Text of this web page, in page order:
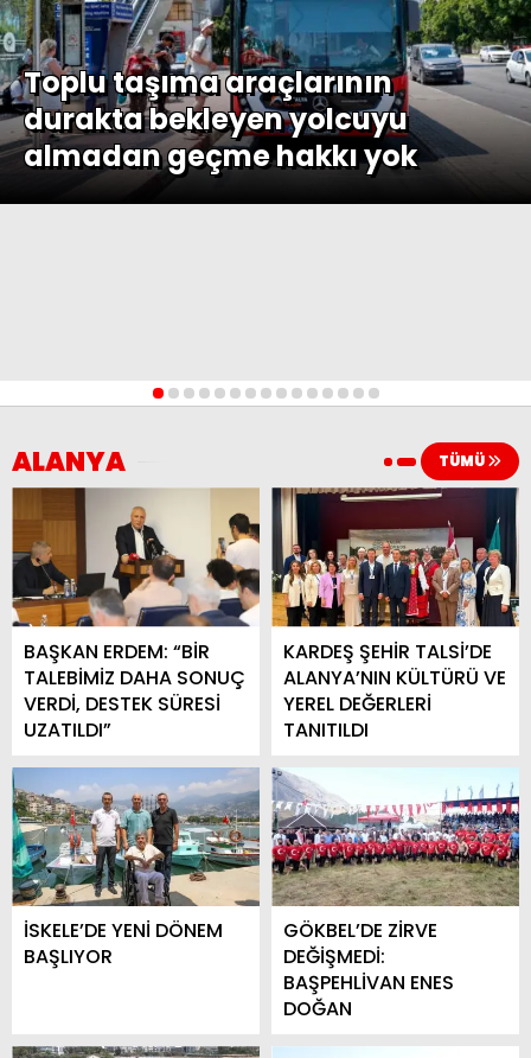
Toplu taşıma araçlarının
durakta bekleyen yolcuyu
almadan geçme hakkı yok
1 2 3 4 5 6 7 8 9 10 11 12 13 14 15
ALANYA TÜMÜ
BAŞKAN ERDEM: “BİR
TALEBİMİZ DAHA SONUÇ
VERDİ, DESTEK SÜRESİ
UZATILDI”
KARDEŞ ŞEHİR TALSİ’DE
ALANYA’NIN KÜLTÜRÜ VE
YEREL DEĞERLERİ
TANITILDI
İSKELE’DE YENİ DÖNEM
BAŞLIYOR
GÖKBEL’DE ZİRVE
DEĞİŞMEDİ:
BAŞPEHLİVAN ENES
DOĞAN